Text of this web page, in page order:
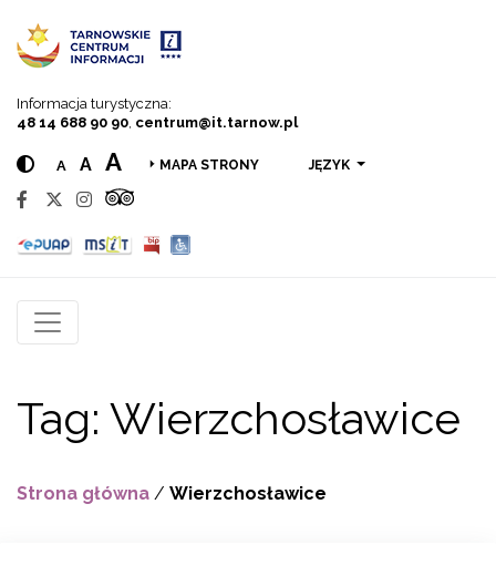
Informacja turystyczna:
48 14 688 90 90 centrum@it.tarnow.pl
A A A MAPA STRONY JĘZYK
Tag: Wierzchosławice
Strona główna / Wierzchosławice